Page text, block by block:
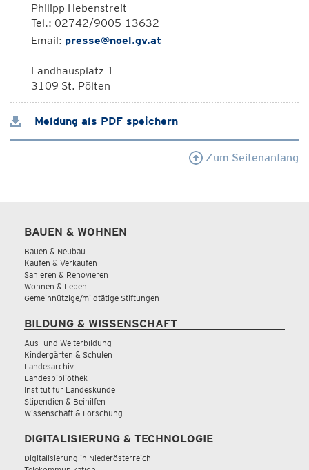
Philipp Hebenstreit
Tel.: 02742/9005-13632
Email: presse@noel.gv.at
Landhausplatz 1
3109 St. Pölten
Meldung als PDF speichern
Zum Seitenanfang
BAUEN & WOHNEN
Bauen & Neubau
Kaufen & Verkaufen
Sanieren & Renovieren
Wohnen & Leben
Gemeinnützige/mildtätige Stiftungen
BILDUNG & WISSENSCHAFT
Aus- und Weiterbildung
Kindergärten & Schulen
Landesarchiv
Landesbibliothek
Institut für Landeskunde
Stipendien & Beihilfen
Wissenschaft & Forschung
DIGITALISIERUNG & TECHNOLOGIE
Digitalisierung in Niederösterreich